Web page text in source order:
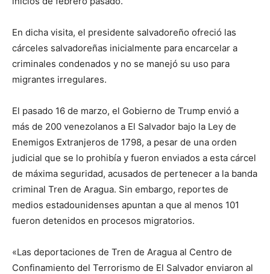
En dicha visita, el presidente salvadoreño ofreció las
cárceles salvadoreñas inicialmente para encarcelar a
criminales condenados y no se manejó su uso para
migrantes irregulares.
El pasado 16 de marzo, el Gobierno de Trump envió a
más de 200 venezolanos a El Salvador bajo la Ley de
Enemigos Extranjeros de 1798, a pesar de una orden
judicial que se lo prohibía y fueron enviados a esta cárcel
de máxima seguridad, acusados de pertenecer a la banda
criminal Tren de Aragua. Sin embargo, reportes de
medios estadounidenses apuntan a que al menos 101
fueron detenidos en procesos migratorios.
«Las deportaciones de Tren de Aragua al Centro de
Confinamiento del Terrorismo de El Salvador enviaron al